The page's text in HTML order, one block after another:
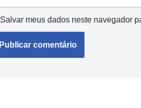
Salvar meus dados neste navegador